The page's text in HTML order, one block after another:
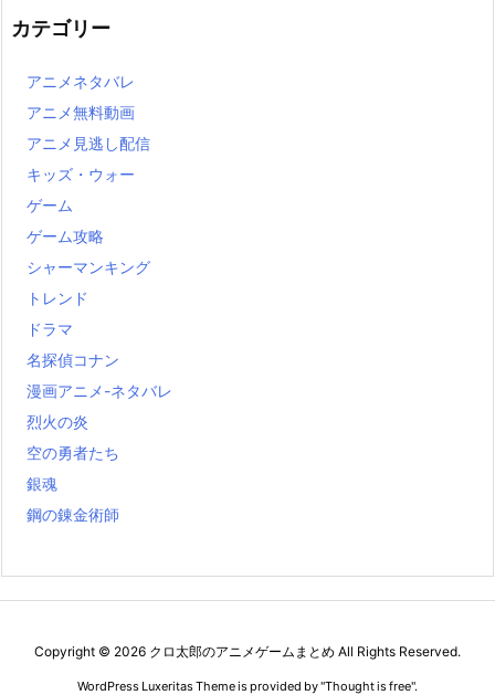
カテゴリー
アニメネタバレ
アニメ無料動画
アニメ見逃し配信
キッズ・ウォー
ゲーム
ゲーム攻略
シャーマンキング
トレンド
ドラマ
名探偵コナン
漫画アニメ-ネタバレ
烈火の炎
空の勇者たち
銀魂
鋼の錬金術師
Copyright © 2026 クロ太郎のアニメゲームまとめ All Rights Reserved.
WordPress Luxeritas Theme is provided by "Thought is free".